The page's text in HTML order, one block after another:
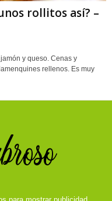
rollitos así? –
y queso. Cenas y
rellenos. Es muy